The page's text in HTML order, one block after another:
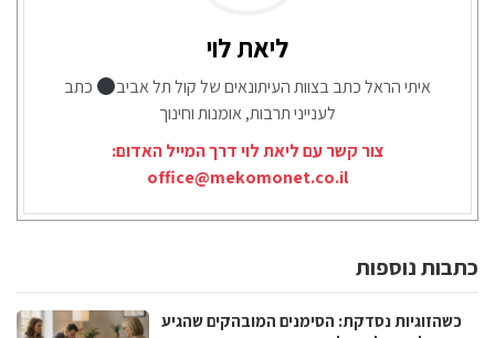
ליאת לוי
איתי הראל כתב בצוות העיתונאים של קול תל אביב
כתב
לענייני תרבות, אומנות וחינוך
צור קשר עם ליאת לוי דרך המייל האדום:
office@mekomonet.co.il
כתבות נוספות
כשהזוגיות נסדקת: הסימנים המובהקים שהגיע